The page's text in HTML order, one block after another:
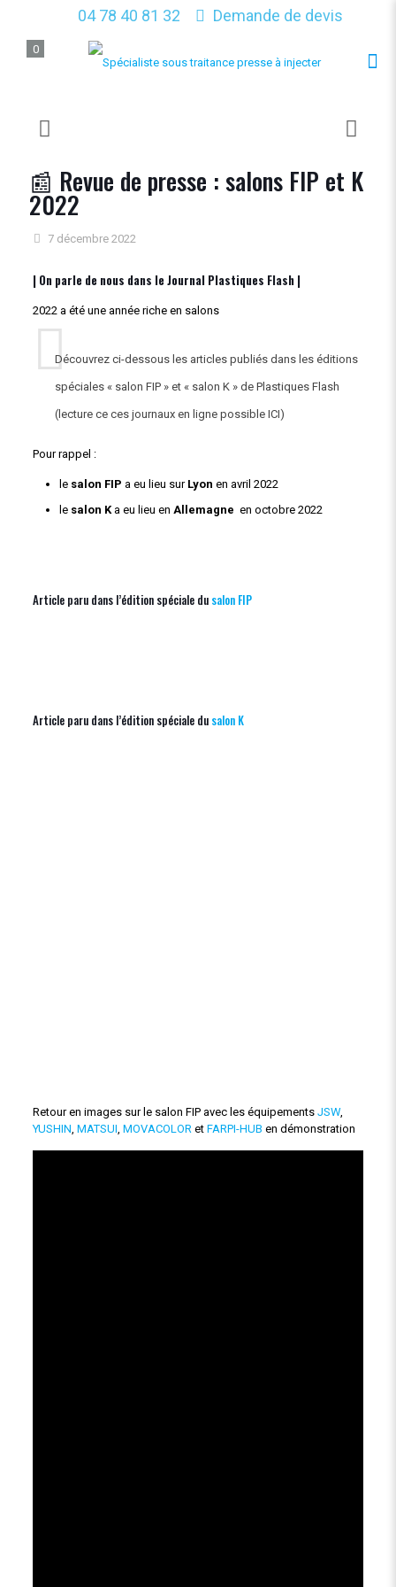
04 78 40 81 32 Demande de devis
0
📰 Revue de presse : salons FIP et K
2022
7 décembre 2022
| On parle de nous dans le Journal Plastiques Flash |
2022 a été une année riche en salons
Découvrez ci-dessous les articles publiés dans les éditions
spéciales « salon FIP » et « salon K » de Plastiques Flash
(lecture ce ces journaux en ligne possible ICI)
Pour rappel :
le salon FIP a eu lieu surLyon en avril 2022
lesalon Ka eu lieu en Allemagne en octobre 2022
Article paru dans l’édition spéciale du salon FIP
Article paru dans l’édition spéciale du salon K
Retour en images sur le salon FIP avec les équipements JSW,
YUSHIN, MATSUI, MOVACOLORet FARPI-HUB en démonstration